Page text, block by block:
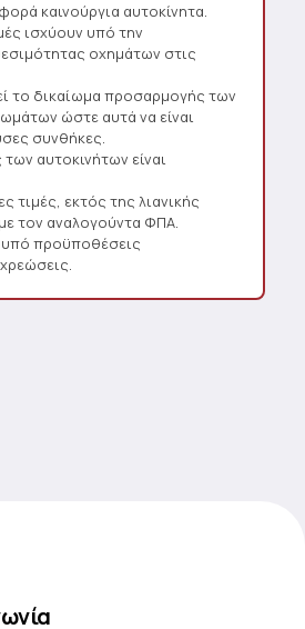
καινούργια αυτοκίνητα.
ισχύουν υπό την
οχημάτων στις
το δικαίωμα προσαρμογής των
ώστε αυτά να είναι
συνθήκες.
αυτοκινήτων είναι
τιμές, εκτός της λιανικής
τον αναλογούντα ΦΠΑ.
προϋποθέσεις